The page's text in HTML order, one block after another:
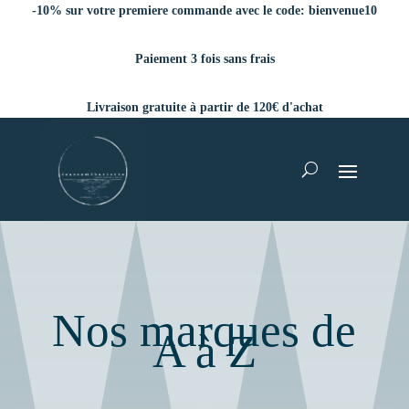
-10% sur votre premiere commande avec le code: bienvenue10
Paiement 3 fois sans frais
Livraison gratuite à partir de 120€ d'achat
Nos marques de
A à Z